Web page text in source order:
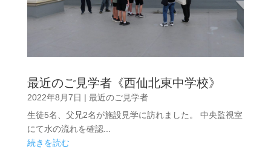
最近のご見学者《西仙北東中学校》
2022年8月7日 | 最近のご見学者
生徒5名、父兄2名が施設見学に訪れました。 中央監視室
にて水の流れを確認...
続きを読む